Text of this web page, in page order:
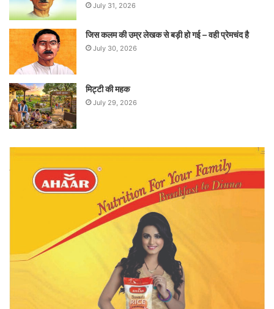
July 31, 2026
जिस कलम की उम्र लेखक से बड़ी हो गई – वही प्रेमचंद है
July 30, 2026
मिट्टी की महक
July 29, 2026